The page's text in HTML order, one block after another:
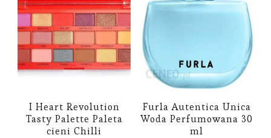
I Heart Revolution
Tasty Palette Paleta
cieni Chilli
Furla Autentica Unica
Woda Perfumowana 30
ml